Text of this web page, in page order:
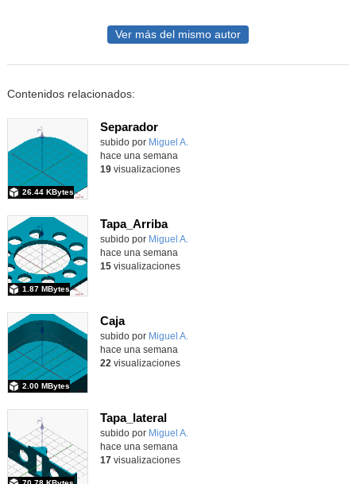
Ver más del mismo autor
Contenidos relacionados:
Separador
Contenido educativo.
subido por Miguel A.
26.44 KBytes
hace una semana
19visualizaciones
Tapa_Arriba
Contenido educativo.
subido por Miguel A.
1.87 MBytes
hace una semana
15visualizaciones
Caja
Contenido educativo.
subido por Miguel A.
2.00 MBytes
hace una semana
22 visualizaciones
Tapa_lateral
Contenido educativo.
subido por Miguel A.
hace una semana
17 visualizaciones